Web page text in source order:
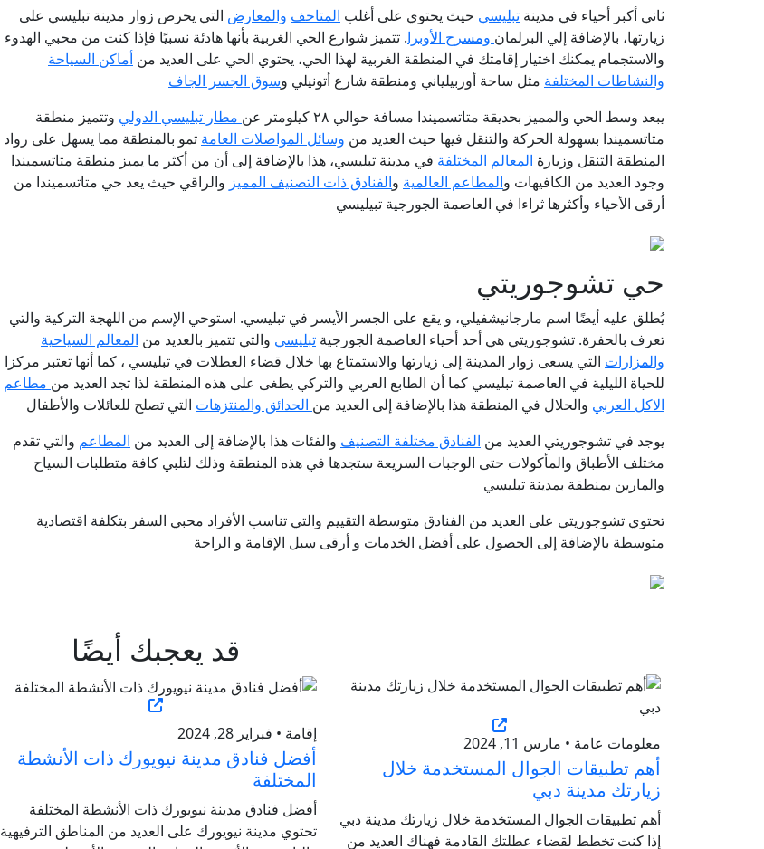
ثاني أكبر أحياء في مدينة تبليسي حيث يحتوي على أغلب المتاحف والمعارض التي يحرص زوار مدينة تبليسي على
زيارتها، بالإضافة إلي البرلمان ومسرح الأوبرا. تتميز شوارع الحي الغربية بأنها هادئة نسبيًا فإذا كنت من محبي الهدوء
والاستجمام يمكنك اختيار إقامتك في المنطقة الغربية لهذا الحي، يحتوي الحي على العديد من أماكن السياحة
والنشاطات المختلفة مثل ساحة أوربيلياني ومنطقة شارع أتونيلي وسوق الجسر الجاف
يبعد وسط الحي والمميز بحديقة متاتسميندا مسافة حوالي ٢٨ كيلومتر عن
مطار تبليسي الدولي وتتميز منطقة
متاتسميندا بسهولة الحركة والتنقل فيها حيث العديد من وسائل المواصلات العامة تمو بالمنطقة مما يسهل على رواد
المنطقة التنقل وزيارة المعالم المختلفة في مدينة تبليسي، هذا بالإضافة إلى أن من أكثر ما يميز منطقة متاتسميندا
وجود العديد من الكافيهات والمطاعم العالمية والفنادق ذات التصنيف المميز والراقي حيث يعد حي متاتسميندا من
أرقى الأحياء وأكثرها ثراءا في العاصمة الجورجية تبيليسي
حي تشوجوريتي
يُطلق عليه أيضًا اسم مارجانيشفيلي، و يقع على الجسر الأيسر في تبليسي. استوحي الإسم من اللهجة التركية والتي
تعرف بالحفرة. تشوجوريتي هي أحد أحياء العاصمة الجورجية تبليسي والتي تتميز بالعديد من المعالم السياحية
والمزارات التي يسعى زوار المدينة إلى زيارتها والاستمتاع بها خلال قضاء العطلات في تبليسي ، كما أنها تعتبر مركزا
للحياة الليلية في العاصمة تبليسي كما أن الطابع العربي والتركي يطغى على هذه المنطقة لذا تجد العديد من مطاعم
الاكل العربي والحلال في المنطقة هذا بالإضافة إلى العديد من الحدائق والمنتزهات التي تصلح للعائلات والأطفال
يوجد في تشوجوريتي العديد من الفنادق مختلفة التصنيف والفئات هذا بالإضافة إلى العديد من المطاعم والتي تقدم
مختلف الأطباق والمأكولات حتى الوجبات السريعة ستجدها في هذه المنطقة وذلك لتلبي كافة متطلبات السياح
والمارين بمنطقة بمدينة تبليسي
تحتوي تشوجوريتي على العديد من الفنادق متوسطة التقييم والتي تناسب الأفراد محبي السفر بتكلفة اقتصادية
متوسطة بالإضافة إلى الحصول على أفضل الخدمات و أرقى سبل الإقامة و الراحة
قد يعجبك أيضًا
معلومات عامة • مارس 11, 2024
أهم تطبيقات الجوال المستخدمة خلال
زيارتك مدينة دبي
أهم تطبيقات الجوال المستخدمة خلال زيارتك مدينة دبي
إذا كنت تخطط لقضاء عطلتك القادمة فهناك العديد من
إقامة • فبراير 28, 2024
أفضل فنادق مدينة نيويورك ذات الأنشطة
المختلفة
أفضل فنادق مدينة نيويورك ذات الأنشطة المختلفة
تحتوي مدينة نيويورك على العديد من المناطق الترفيهية